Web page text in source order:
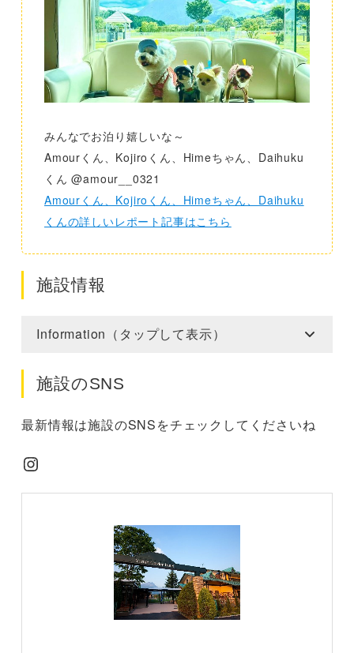
みんなでお泊り嬉しいな～
Amourくん、Kojiroくん、Himeちゃん、Daihuku
くん @amour__0321
Amourくん、Kojiroくん、Himeちゃん、Daihuku
くんの詳しいレポート記事はこちら
施設情報
Information（タップして表示）
施設のSNS
最新情報は施設のSNSをチェックしてくださいね
Instagram